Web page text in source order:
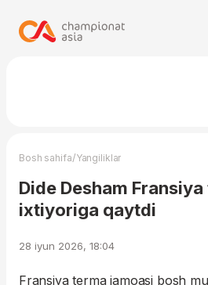
Bosh sahifa/Yangiliklar
Dide Desham
ixtiyoriga qaytdi
28 iyun 2026, 18:04
Fransiya terma jamoasi bosh